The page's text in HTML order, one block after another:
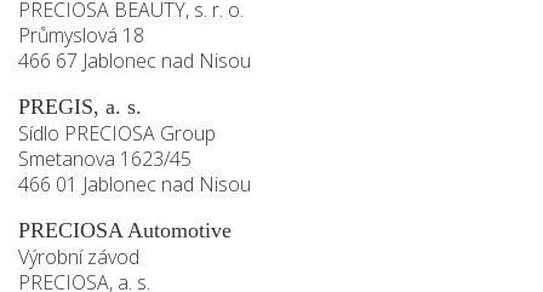
PRECIOSA BEAUTY, s. r. o.
Průmyslová 18
466 67 Jablonec nad Nisou
PREGIS, a. s.
Sídlo PRECIOSA Group
Smetanova 1623/45
466 01 Jablonec nad Nisou
PRECIOSA Automotive
Výrobní závod
PRECIOSA, a. s.